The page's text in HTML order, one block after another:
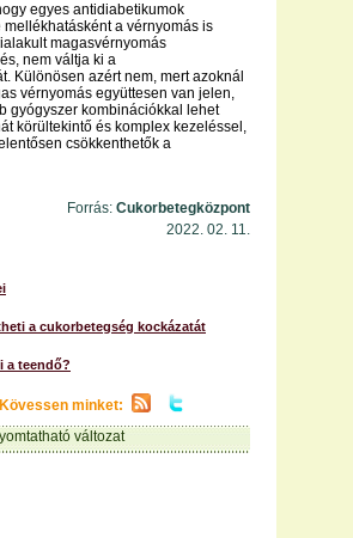
egyes antidiabetikumok
a vérnyomás is
magasvérnyomás
nem váltja ki a
Különösen azért nem, mert azoknál
vérnyomás együttesen van jelen,
gyógyszer kombinációkkal lehet
körültekintő és komplex kezeléssel,
csökkenthetők a
Forrás: Cukorbetegközpont
2022. 02. 11.
a cukorbetegség kockázatát
a teendő?
Kövessen minket:
változat